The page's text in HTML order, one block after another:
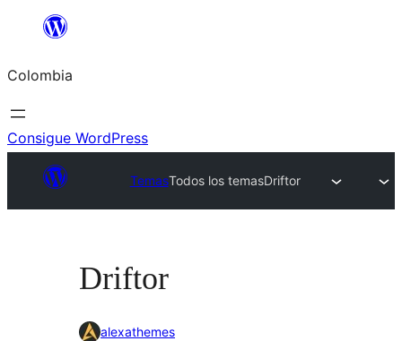
Saltar
contenido
Colombia
Consigue WordPress
TemasTodos los temasDriftor
Driftor
alexathemes